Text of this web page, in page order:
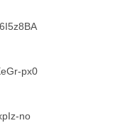
px0
no